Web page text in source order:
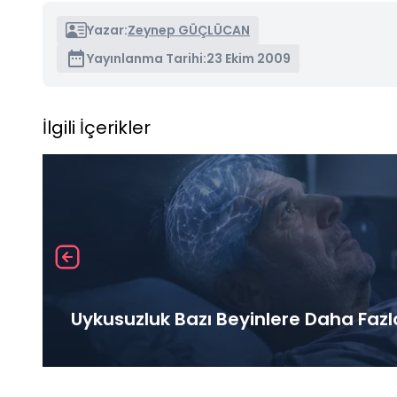
Yazar:Zeynep GÜÇLÜCAN
Yayınlanma Tarihi:23 Ekim 2009
İlgili İçerikler
Uykusuzluk Bazı Beyinlere Daha